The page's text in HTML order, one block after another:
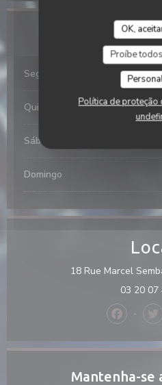
OK,
Proíbe
Política de
Horário
Seg
Qui
Sábado
Domingo
18 Rue Marcel
03 20 07
Mantenha-se